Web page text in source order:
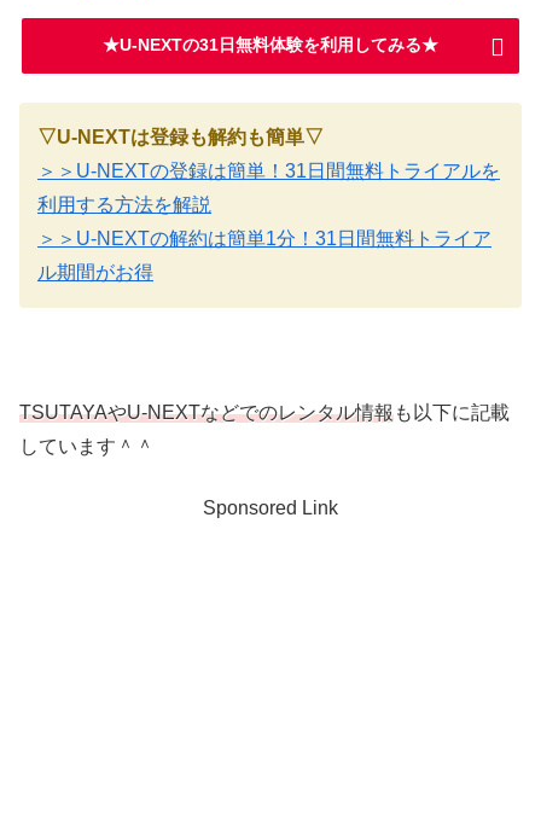
★U-NEXTの31日無料体験を利用してみる★
▽U-NEXTは登録も解約も簡単▽
＞＞U-NEXTの登録は簡単！31日間無料トライアルを
利用する方法を解説
＞＞U-NEXTの解約は簡単1分！31日間無料トライア
ル期間がお得
TSUTAYAやU-NEXTなどでのレンタル情報も以下に記載
しています＾＾
Sponsored Link